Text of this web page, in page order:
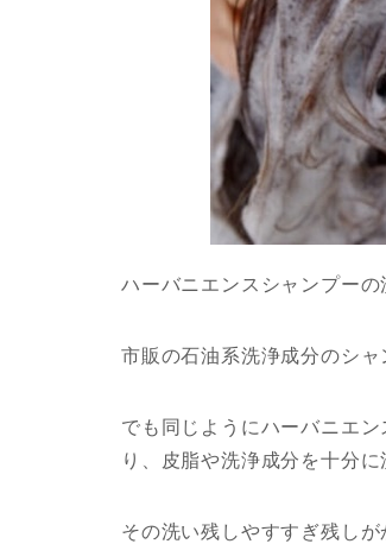
ハーバニエンスシャンプーの
市販の石油系洗浄成分のシ
でも同じようにハーバニエ
り、皮脂や洗浄成分を十分
その洗い残しやすすぎ残し